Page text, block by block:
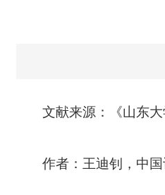
文献来源：《山东
作者：王迪钊，中